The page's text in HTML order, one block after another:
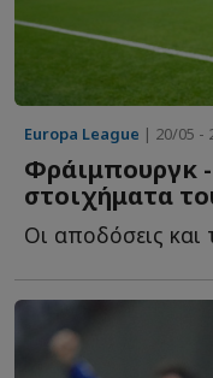
Europa League | 20/05 -
Φράιμπουργκ
στοιχήματα
Οι αποδόσεις και